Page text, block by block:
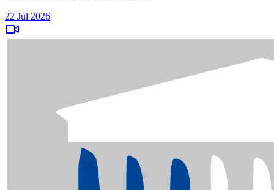
22 Jul 2026